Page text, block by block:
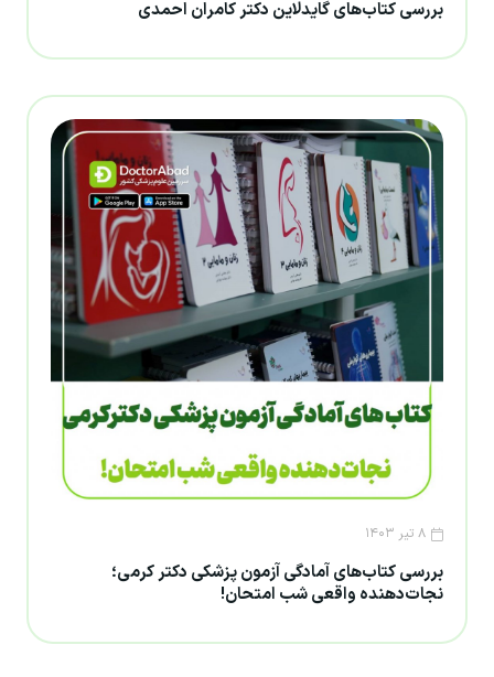
بررسی کتاب‌های گایدلاین دکتر کامران احمدی
۸ تیر ۱۴۰۳
بررسی کتاب‌های آمادگی آزمون پزشکی دکتر کرمی؛
نجات‌دهنده واقعی شب امتحان!